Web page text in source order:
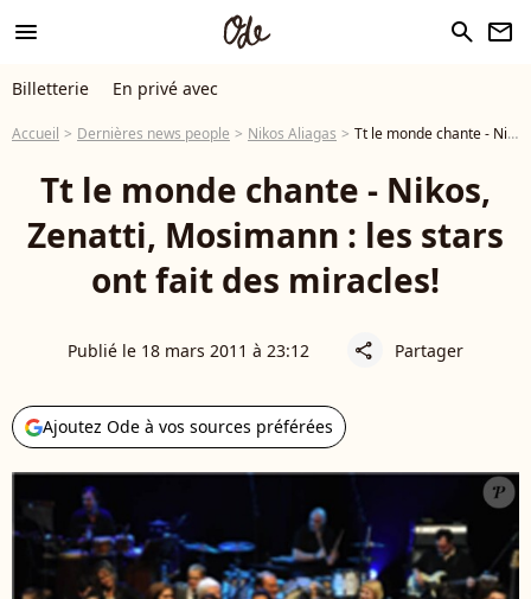
menu search newsletter
Billetterie En privé avec
Accueil Dernières news people Nikos Aliagas Tt le monde chante - Nikos, Zenatti, Mosimann : les stars ont fait des miracles!
Tt le monde chante - Nikos,
Zenatti, Mosimann : les stars
ont fait des miracles!
Publié le 18 mars 2011 à 23:12 share Partager
Ajoutez Ode à vos sources préférées